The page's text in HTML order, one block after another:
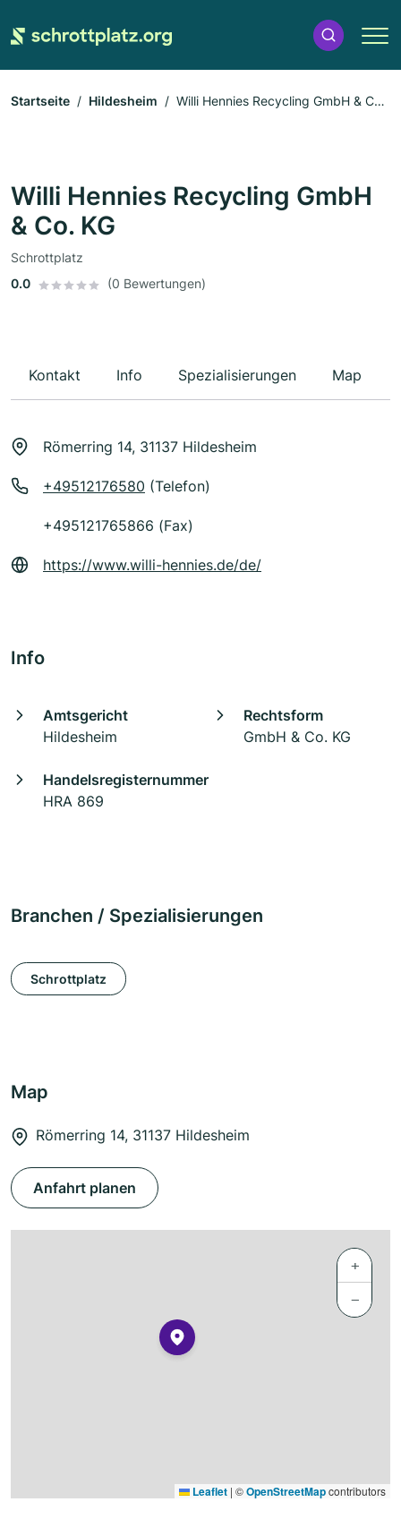
Startseite Hildesheim
Willi Hennies Recycling GmbH & Co.
Willi Hennies Recycling GmbH
& Co. KG
Schrottplatz
0.0
(0 Bewertungen)
Kontakt Info Spezialisierungen Map
Römerring 14, 31137 Hildesheim
+49512176580 (Telefon)
+495121765866 (Fax)
https://www.willi-hennies.de/de/
Info
Amtsgericht
Hildesheim
Rechtsform
GmbH & Co. KG
Handelsregisternummer
HRA 869
Branchen / Spezialisierungen
Schrottplatz
Map
Römerring 14, 31137 Hildesheim
Anfahrt planen
+
−
Leaflet | ©OpenStreetMapcontributors